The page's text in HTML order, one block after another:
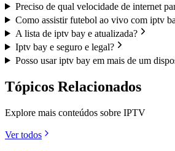
Preciso de qual velocidade de internet
Como assistir futebol ao vivo com iptv
A lista de iptv bay e atualizada?
Iptv bay e seguro e legal?
Posso usar iptv bay em mais de um
Tópicos Relacionados
Explore mais conteúdos sobre IPTV
Ver todos